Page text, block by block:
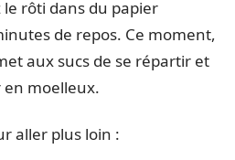
le rôti dans du papier
de repos. Ce moment,
aux sucs de se répartir et
en moelleux.
aller plus loin :